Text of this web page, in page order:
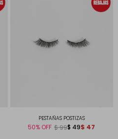
PESTAÑAS POSTIZAS
50 $ 49
$99 $ 47